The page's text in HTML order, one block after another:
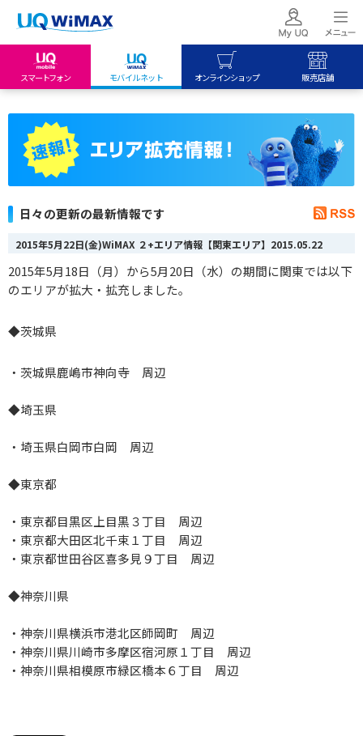
スマートフォン モバイルネット オンラインショップ 販売店舗
My UQ mobile
UQ mobile
UQ WiMAX
UQ WiMAX
日々の更新の最新情報です
2015年5月22日(金)WiMAX ２+エリア情報【関東エリア】 2015.05.22
2015年5月18日（月）から5月20日（水）の期間に関東では以下
のエリアが拡大・拡充しました。
◆茨城県
・茨城県鹿嶋市神向寺 周辺
◆埼玉県
・埼玉県白岡市白岡 周辺
◆東京都
・東京都目黒区上目黒３丁目 周辺
・東京都大田区北千束１丁目 周辺
・東京都世田谷区喜多見９丁目 周辺
◆神奈川県
・神奈川県横浜市港北区師岡町 周辺
・神奈川県川崎市多摩区宿河原１丁目 周辺
・神奈川県相模原市緑区橋本６丁目 周辺